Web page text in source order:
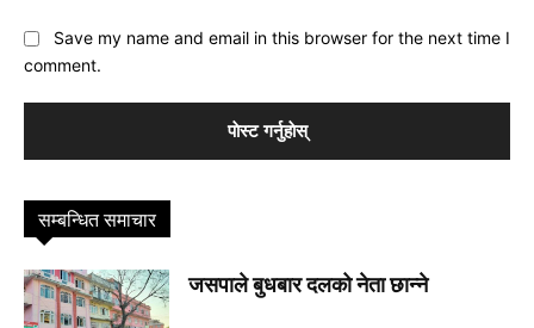
Save my name and email in this browser for the next time I
comment.
सम्बन्धित समाचार
जसपाले बुधबार दलको नेता छान्ने